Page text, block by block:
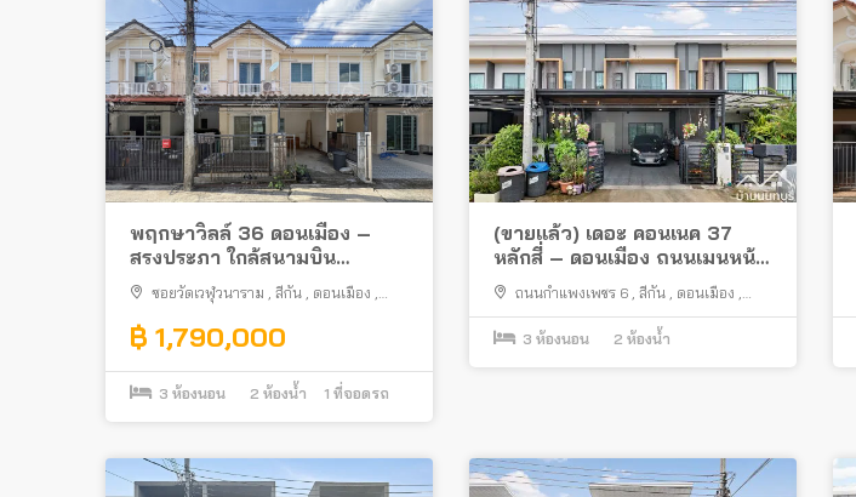
พฤกษาวิลล์ 36 ดอนเมือง –
สรงประภา ใกล้สนามบิน
ดอนเมืองและรถไฟฟ้า
ซอยวัดเวฬุวนาราม , สีกัน , ดอนเมือง ,
฿ 1,790,000
3 ห้องนอน 2 ห้องน้ำ 1 ที่จอดรถ
(ขายแล้ว) เดอะ คอนเนค 37
หลักสี่ – ดอนเมือง ถนนเมนหน้า
สวน ต่อเติมครบ พร้อมเฟอร์ฯ
ถนนกำแพงเพชร 6 , สีกัน , ดอนเมือง ,
กรุงเทพมหานคร
3 ห้องนอน 2 ห้องน้ำ